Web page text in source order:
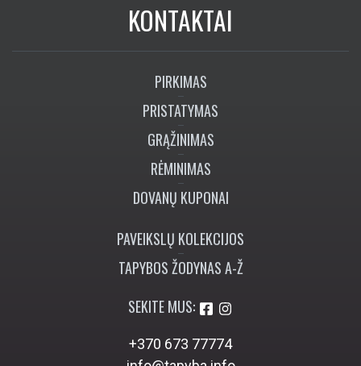
KONTAKTAI
PIRKIMAS
PRISTATYMAS
GRĄŽINIMAS
RĖMINIMAS
DOVANŲ KUPONAI
PAVEIKSLŲ KOLEKCIJOS
TAPYBOS ŽODYNAS A-Ž
SEKITE MUS:
+370 673 77774